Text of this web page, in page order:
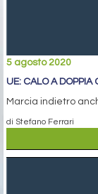
5 agosto 2020
UE: CALO A DOPPIA
Marcia indietro
di Stefano Ferrari